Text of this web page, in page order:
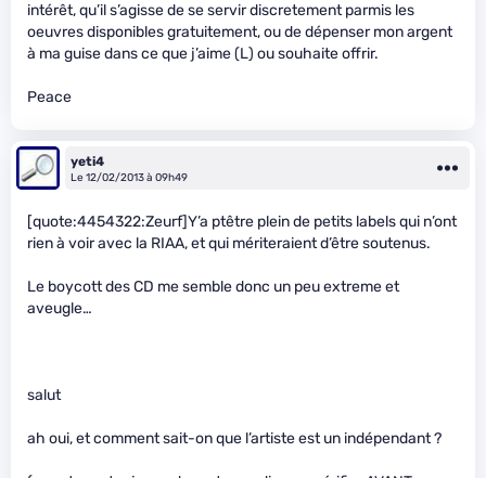
intérêt, qu’il s’agisse de se servir discretement parmis les
oeuvres disponibles gratuitement, ou de dépenser mon argent
à ma guise dans ce que j’aime (L) ou souhaite offrir.
Peace
yeti4
Le 12/02/2013 à 09h49
[quote:4454322:Zeurf]Y’a ptêtre plein de petits labels qui n’ont
rien à voir avec la RIAA, et qui mériteraient d’être soutenus.
Le boycott des CD me semble donc un peu extreme et
aveugle…
salut
ah oui, et comment sait-on que l’artiste est un indépendant ?